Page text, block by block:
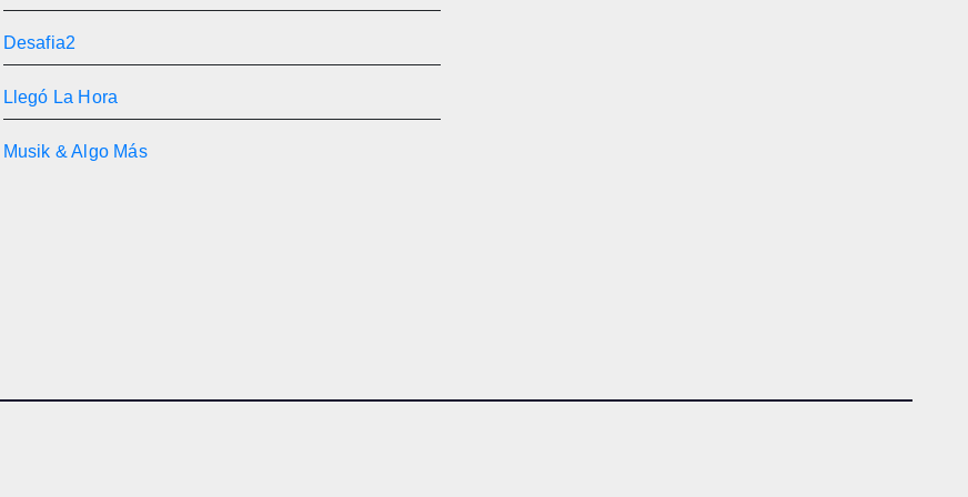
Desafia2
Llegó La Hora
Musik & Algo Más